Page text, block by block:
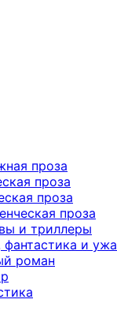
проза
проза
проза
проза
и триллеры
фантастика и
роман